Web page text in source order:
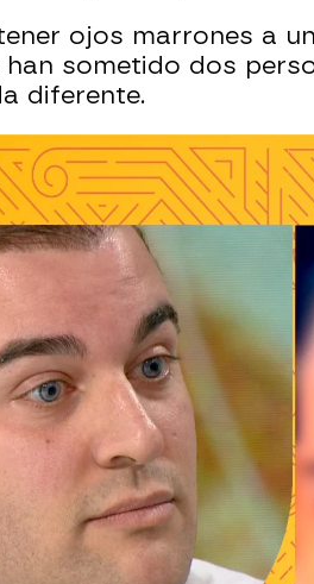
ojos marrones a
han sometido dos
diferente.
vivió una pesadilla tras su